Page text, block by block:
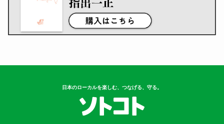
日本のローカルを楽しむ、つなげる、守る。